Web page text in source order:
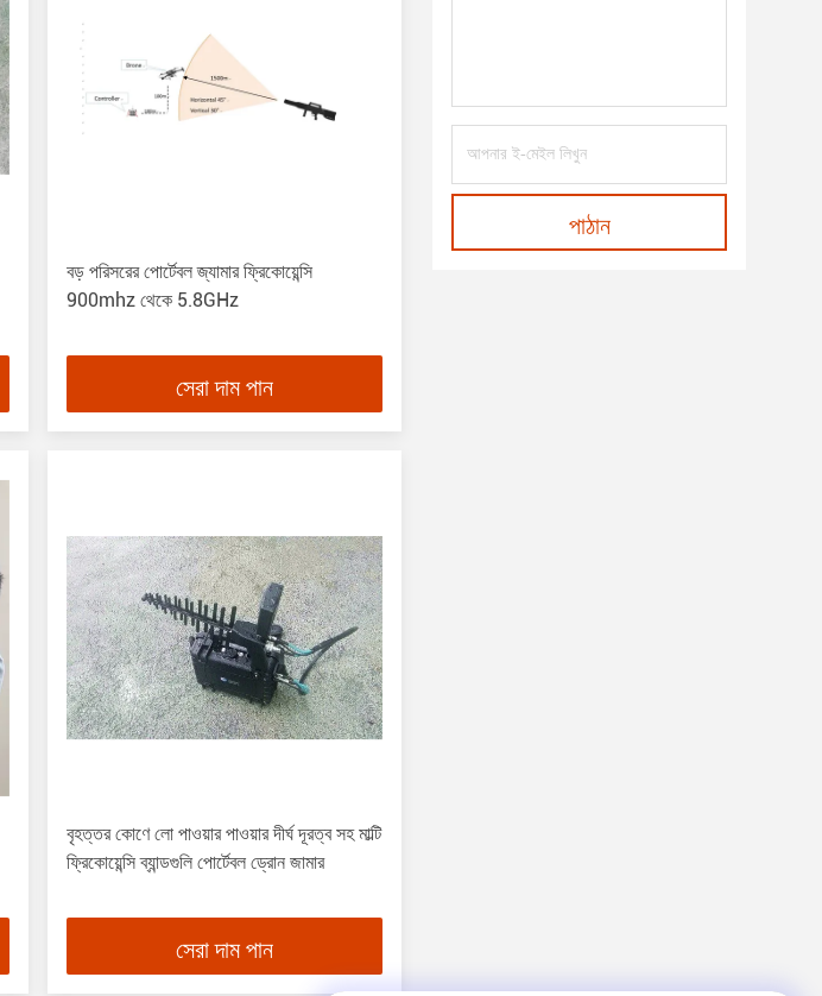
বড় পরিসরের পোর্টেবল জ্যামার ফ্রিকোয়েন্সি
900mhz থেকে 5.8GHz
সেরা দাম পান
বৃহত্তর কোণে লো পাওয়ার পাওয়ার দীর্ঘ দূরত্ব সহ মাল্টি
ফ্রিকোয়েন্সি ব্যান্ডগুলি পোর্টেবল ড্রোন জামার
সেরা দাম পান
পাঠান